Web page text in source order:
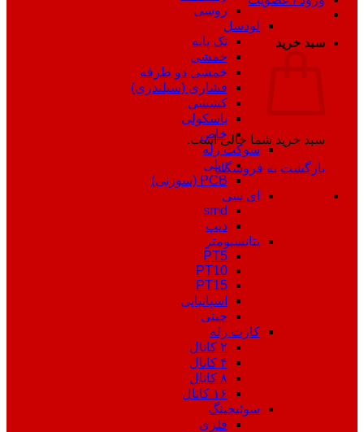
سبد خرید
سبد خرید شما خالی است.
بازگشت به فروشگاه
روسی
لودسل
تک پایه
خمشی
خمشی دو طرفه
فشاری (سیلندری)
کششی
باسکولی
خاص
سوکت رله
ریلی
PCB (سوزنی)
ای سی
smd
دیپ
پتانسیومتر
PT5
PT10
PT15
اسپانیایی
چینی
کارت رله
۲ کانال
۴ کانال
۸ کانال
۱۶ کانال
سوئیچینگ
فلزی